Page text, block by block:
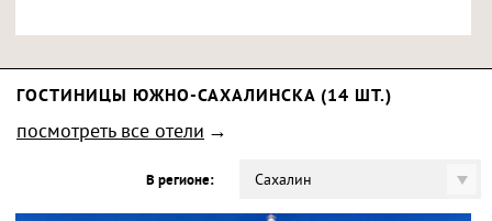
ГОСТИНИЦЫ ЮЖНО-САХАЛИНСКА (14 ШТ.)
посмотреть все отели
В регионе: Сахалин